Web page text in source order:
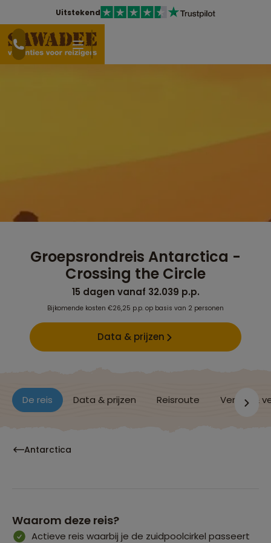
Uitstekend
Groepsrondreis Antarctica -
Crossing the Circle
15 dagen vanaf 32.039 p.p.
Bijkomende kosten €26,25 p.p. op basis van 2 personen
Data & prijzen
De reis Data & prijzen Reisroute Verblijf &
Antarctica
Waarom deze reis?
Actieve reis waarbij je de zuidpoolcirkel passeert